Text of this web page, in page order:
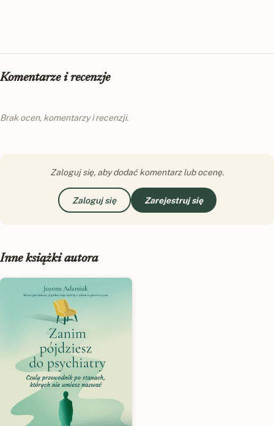
Komentarze i recenzje
Brak ocen, komentarzy i recenzji.
Zaloguj się, aby dodać komentarz lub ocenę.
Zaloguj się Zarejestruj się
Inne książki autora